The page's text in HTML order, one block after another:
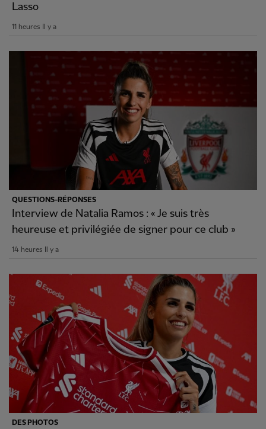
Lasso
11 heures Il y a
QUESTIONS-RÉPONSES
Interview de Natalia Ramos : « Je suis très
heureuse et privilégiée de signer pour ce club »
14 heures Il y a
DES PHOTOS